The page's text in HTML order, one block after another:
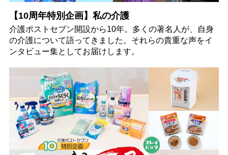
【10周年特別企画】私の介護
介護ポストセブン開設から10年。多くの著名人が、自身
の介護について語ってきました。それらの貴重な声をイ
ンタビュー集としてお届けします。